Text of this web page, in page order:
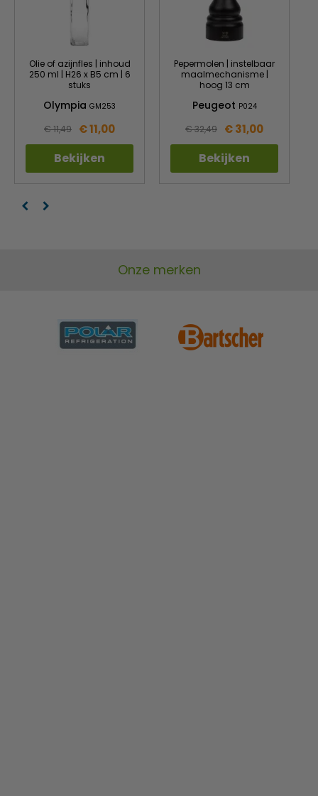
Olie of azijnfles | inhoud
250 ml | H26 x B5 cm | 6
stuks
Olympia GM253
€ 11,49 € 11,00
Bekijken
Pepermolen | instelbaar
maalmechanisme |
hoog 13 cm
Peugeot P024
€ 32,49 € 31,00
Bekijken
Onze merken